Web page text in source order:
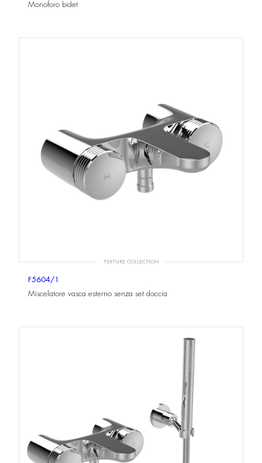
Monoforo bidet
TEXTURE COLLECTION
F5604/1
Miscelatore vasca esterno senza set doccia